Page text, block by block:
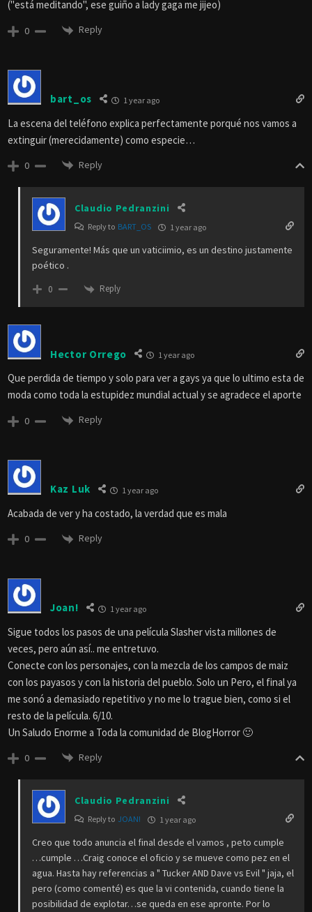
("está meditando", ese guiño a lady gaga me jijeo)
0 Reply
bart_os 1 year ago
La escena del teléfono explica perfectamente porqué nos vamos a
extinguir (merecidamente) como especie…
0 Reply
Claudio Pedranzini
Reply to BART_OS 1 year ago
Seguramente! Más que un vaticiimio, es un destino justamente
poético .
0 Reply
Hector Orrego 1 year ago
Que perdida de tiempo y solo para ver a gays ya que lo ultimo esta de
moda como toda la estupidez mundial actual y se agradece el aporte
0 Reply
Kaz Luk 1 year ago
Acabada de ver y ha costado, la verdad que es mala
0 Reply
Joan! 1 year ago
Sigue todos los pasos de una película Slasher vista millones de
veces, pero aún así.. me entretuvo.
Conecte con los personajes, con la mezcla de los campos de maiz
con los payasos y con la historia del pueblo. Solo un Pero, el final ya
me sonó a demasiado repetitivo y no me lo trague bien, como si el
resto de la película. 6/10.
Un Saludo Enorme a Toda la comunidad de BlogHorror 🙂
0 Reply
Claudio Pedranzini
Reply to JOAN! 1 year ago
Creo que todo anuncia el final desde el vamos , peto cumple
…cumple …Craig conoce el oficio y se mueve como pez en el
agua. Hasta hay referencias a " Tucker AND Dave vs Evil " jaja, el
pero (como comenté) es que la vi contenida, cuando tiene la
posibilidad de explotar…se queda en ese apronte. Por lo